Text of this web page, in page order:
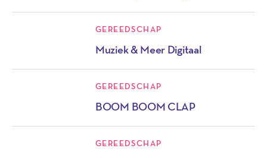
GEREEDSCHAP
Muziek & Meer Digitaal
GEREEDSCHAP
BOOM BOOM CLAP
GEREEDSCHAP